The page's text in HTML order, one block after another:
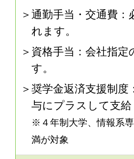
通勤手当・交通費
れます。
資格手当：会社指
す。
奨学金返済支援制度
与にプラスして支給
※４年制大学、情報系
満が対象